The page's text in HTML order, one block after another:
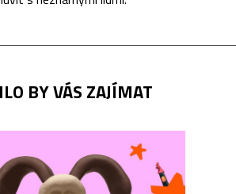
BY VÁS ZAJÍMAT